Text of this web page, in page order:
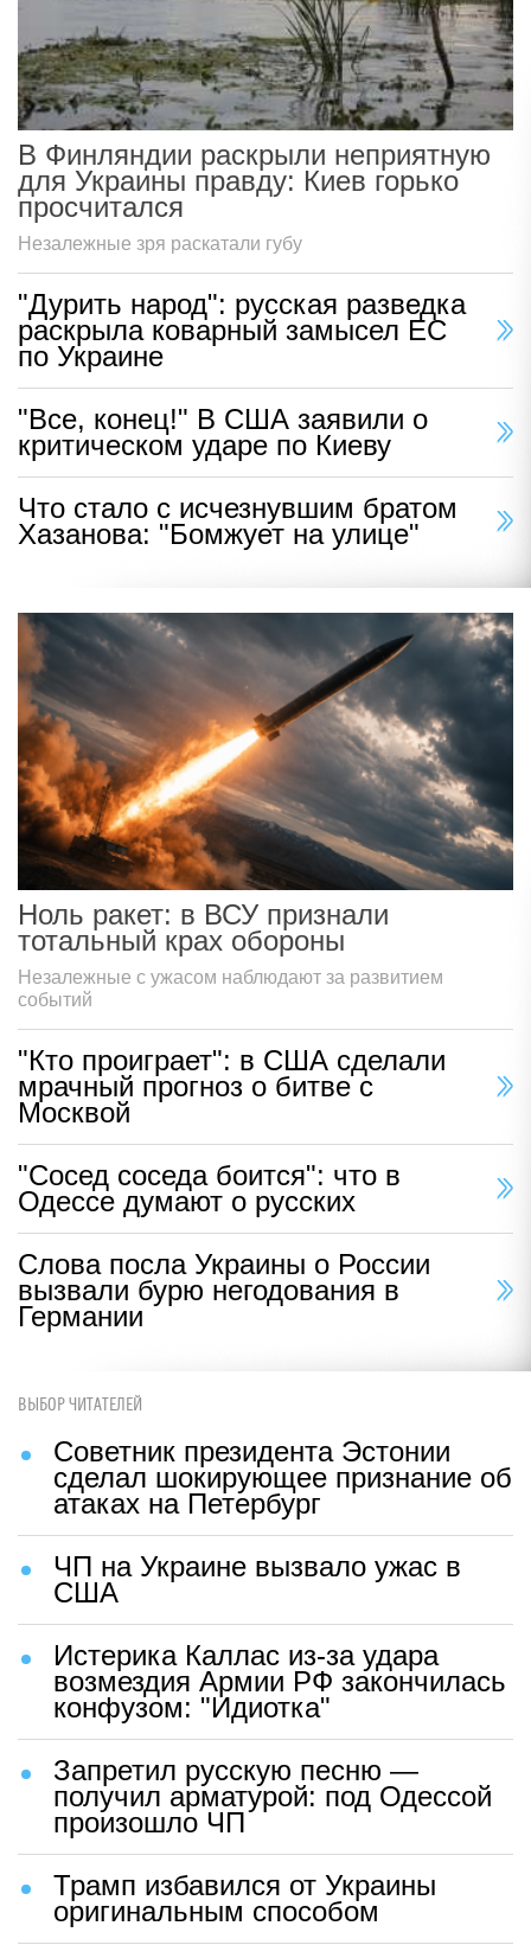
В Финляндии раскрыли неприятную
для Украины правду: Киев горько
просчитался
Незалежные зря раскатали губу
"Дурить народ": русская разведка
раскрыла коварный замысел ЕС
по Украине
"Все, конец!" В США заявили о
критическом ударе по Киеву
Что стало с исчезнувшим братом
Хазанова: "Бомжует на улице"
Ноль ракет: в ВСУ признали
тотальный крах обороны
Незалежные с ужасом наблюдают за развитием
событий
"Кто проиграет": в США сделали
мрачный прогноз о битве с
Москвой
"Сосед соседа боится": что в
Одессе думают о русских
Слова посла Украины о России
вызвали бурю негодования в
Германии
ВЫБОР ЧИТАТЕЛЕЙ
Советник президента Эстонии
сделал шокирующее признание об
атаках на Петербург
ЧП на Украине вызвало ужас в
США
Истерика Каллас из-за удара
возмездия Армии РФ закончилась
конфузом: "Идиотка"
Запретил русскую песню —
получил арматурой: под Одессой
произошло ЧП
Трамп избавился от Украины
оригинальным способом